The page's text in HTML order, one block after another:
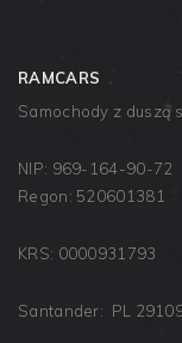
RAMCARS
Samochody z duszą
NIP: 969-164-90-72
Regon: 520601381
KRS: 0000931793
Santander: PL